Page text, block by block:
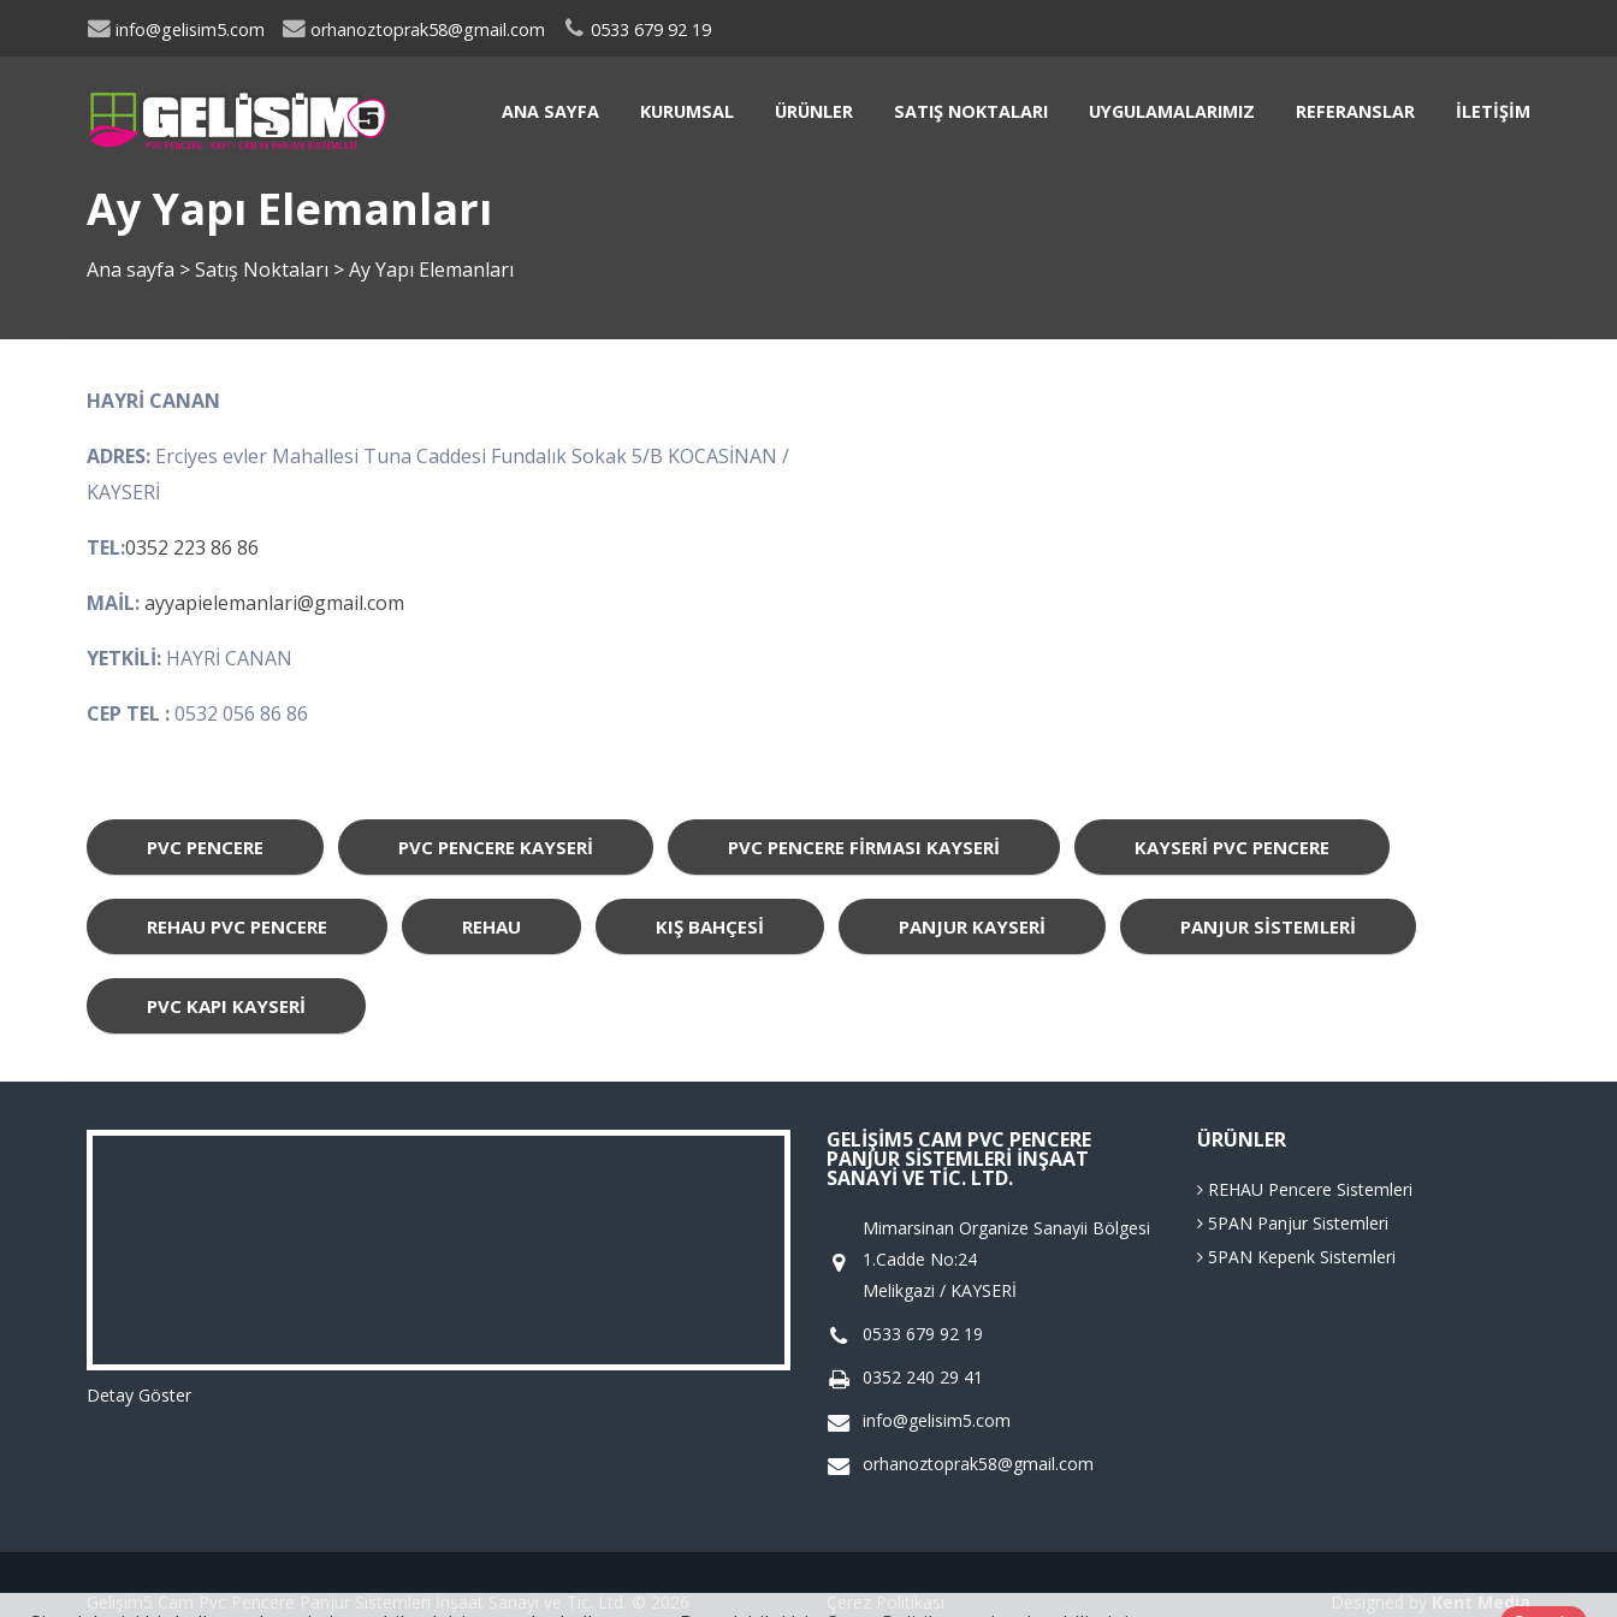
info@gelisim5.com orhanoztoprak58@gmail.com 0533 679 92 19
ANA SAYFA KURUMSAL ÜRÜNLER SATIŞ NOKTALARI UYGULAMALARIMIZ REFERANSLAR İLETIŞIM
Ay Yapı Elemanları
Ana sayfa >Satış Noktaları >Ay Yapı Elemanları
HAYRİ CANAN
ADRES: Erciyes evler Mahallesi Tuna Caddesi Fundalık Sokak 5/B KOCASİNAN /
KAYSERİ
TEL:0352 223 86 86
MAİL:ayyapielemanlari@gmail.com
YETKİLİ: HAYRİ CANAN
CEP TEL :0532 056 86 86
PVC PENCERE PVC PENCERE KAYSERI PVC PENCERE FIRMASI KAYSERI KAYSERI PVC PENCERE
REHAU PVC PENCERE REHAU KIŞ BAHÇESI PANJUR KAYSERI PANJUR SISTEMLERI
PVC KAPI KAYSERI
Detay Göster
GELIŞIM5 CAM PVC PENCERE
PANJUR SISTEMLERI İNŞAAT
SANAYI VE TIC. LTD.
Mimarsinan Organize Sanayii Bölgesi
1.Cadde No:24
Melikgazi / KAYSERİ
0533 679 92 19
0352 240 29 41
info@gelisim5.com
orhanoztoprak58@gmail.com
ÜRÜNLER
REHAU Pencere Sistemleri
5PAN Panjur Sistemleri
5PAN Kepenk Sistemleri
Kent Media